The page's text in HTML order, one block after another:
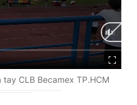
CLB Becamex TP.HCM